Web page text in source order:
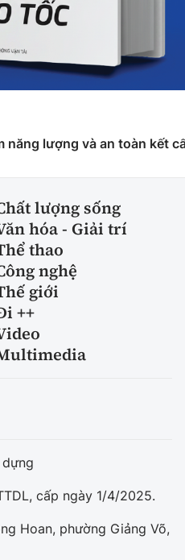
năng lượng và an toàn kết
lượng sống
hóa - Giải trí
thao
nghệ
giới
++
cấp ngày 1/4/2025.
Hoan, phường Giảng Võ,